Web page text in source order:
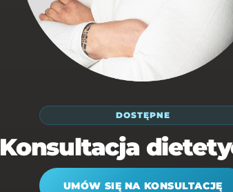
DOSTĘPNE
Konsultacja
UMÓW SIĘ NA KONSULTACJĘ